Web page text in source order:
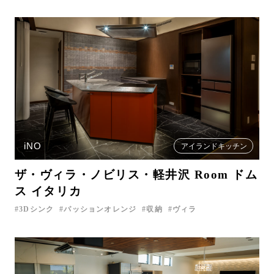
iNO アイランドキッチン
ザ・ヴィラ・ノビリス・軽井沢 Room ドム
ス イタリカ
3Dシンク パッションオレンジ 収納 ヴィラ